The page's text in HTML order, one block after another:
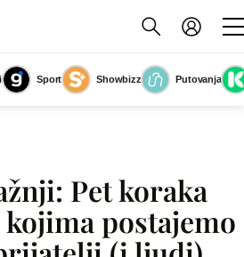
Sport Showbizz Putovanja
rame za plakanje i osobu koja će nas
stvarno saslušati
(Foto: Getty Images)
Pet koraka
postajemo